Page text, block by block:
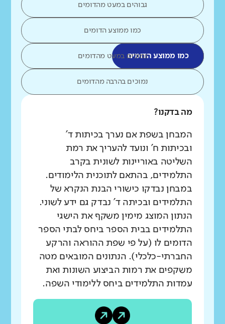
גבוהים במעט מהדומים
כמו ממוצע הדומים
כמו ממוצע הדומיםנמוכים במעט מהדומים
נמוכים בהרבה מהדומים
מה בדקנו?
המבחן בשפת אם נערך בכיתות ד'
ובכיתות ח' ונועד להעריך את רמת
השליטה באוריינות לשונית בקרב
התלמידים, בהתאם לתוכנית הלימודים.
במבחן נבדקו כישורי הבנת הנקרא של
התלמידים ובכיתה ד' נבדק גם ידע לשוני.
הנתון המוצג מימין משקף את הישגי
התלמידים בבית הספר ביחס לבתי הספר
הדומים לו (על פי שפת ההוראה והרקע
החברתי-כלכלי). הנתונים המובאים מטה
משקפים את רמות הביצוע השונות ואת
עמדות התלמידים ביחס ללימודי השפה.